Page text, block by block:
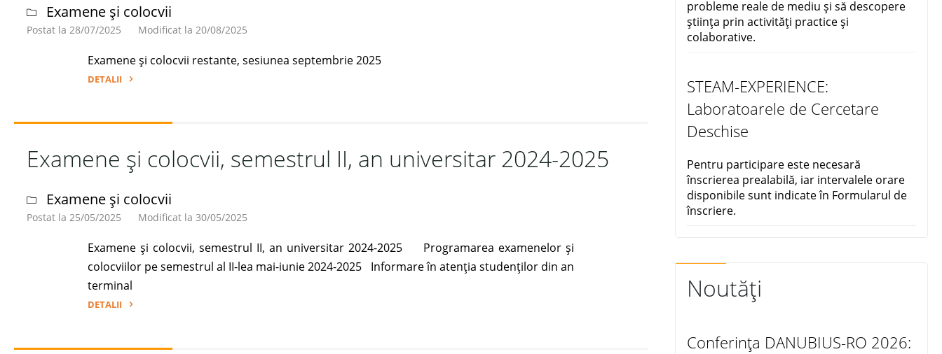
universitar
2025-
2026"
Examene și colocvii
Postat la 28/07/2025 Modificat la 20/08/2025
Examene și colocvii restante, sesiunea septembrie 2025
DETALII
2025"
Examene și colocvii, semestrul II, an universitar 2024-2025
Examene și colocvii
Postat la 25/05/2025 Modificat la 30/05/2025
Examene și colocvii, semestrul II, an universitar 2024-2025 Programarea examenelor și
colocviilor pe semestrul al II-lea mai-iunie 2024-2025 Informare în atenția studenților din an
terminal
DETALII
probleme reale de mediu și să descopere
știința prin activități practice și
colaborative.
STEAM-EXPERIENCE:
Laboratoarele de Cercetare
Deschise
Pentru participare este necesară
înscrierea prealabilă, iar intervalele orare
disponibile sunt indicate în Formularul de
înscriere.
Noutăți
Conferința DANUBIUS-RO 2026: